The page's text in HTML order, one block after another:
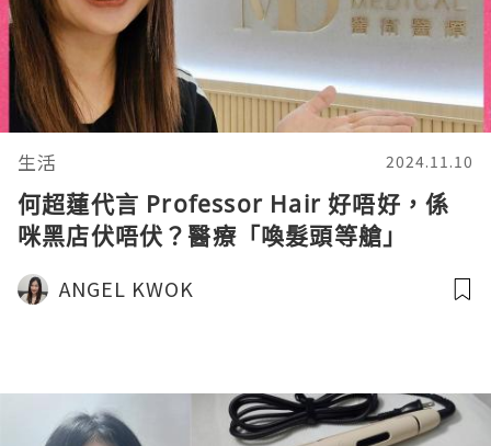
生活 2024.11.10
何超蓮代言 Professor Hair 好唔好，係
咪黑店伏唔伏？醫療「喚髮頭等艙」
ANGEL KWOK